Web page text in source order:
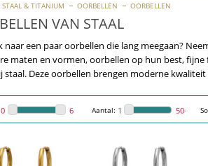
STAAL & TITANIUM OORBELLEN OORBELLEN
VAN STAAL
naar een paar oorbellen die lang meegaan?
maten en vormen, oorbellen op hun best, fijne
staal. Deze oorbellen brengen moderne
Aantal: